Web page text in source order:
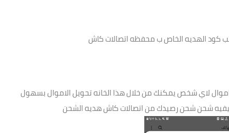
كود الهديه الخاص ب محفظه اتصالات كاش
شحن شحن رصيدك من اتصالات كاش هديه الشحن